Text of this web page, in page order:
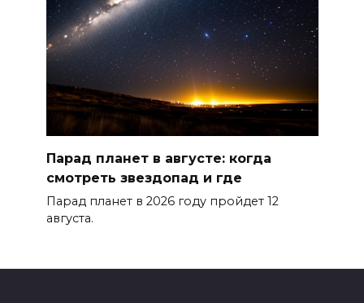
Парад планет в августе: когда
смотреть звездопад и где
Парад планет в 2026 году пройдет 12
августа.